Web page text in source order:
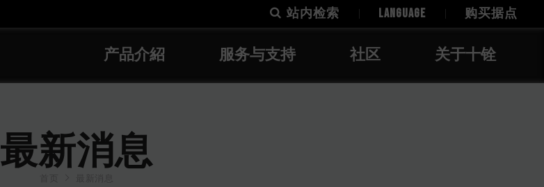
站内检索 LANGUAGE 购买据点
产品介紹 服务与支持 社区 关于十铨
最新消息